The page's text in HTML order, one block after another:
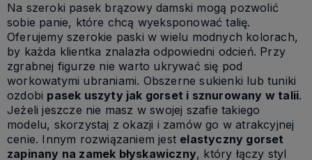
Na szeroki pasek brązowy damski mogą pozwolić
sobie panie, które chcą wyeksponować talię.
Oferujemy szerokie paski w wielu modnych kolorach,
by każda klientka znalazła odpowiedni odcień. Przy
zgrabnej figurze nie warto ukrywać się pod
workowatymi ubraniami. Obszerne sukienki lub tuniki
ozdobi pasek uszyty jak gorset i sznurowany w talii.
Jeżeli jeszcze nie masz w swojej szafie takiego
modelu, skorzystaj z okazji i zamów go w atrakcyjnej
cenie. Innym rozwiązaniem jest elastyczny gorset
zapinany na zamek błyskawiczny, który łączy styl